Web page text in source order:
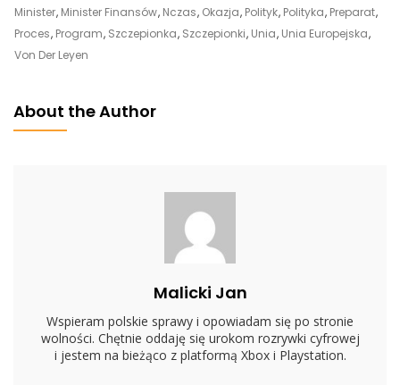
COVID-
19.
Gó*no!”
Minister, Minister Finansów, Nczas, Okazja, Polityk, Polityka, Preparat,
Proces, Program, Szczepionka, Szczepionki, Unia, Unia Europejska,
Von Der Leyen
About the Author
Malicki Jan
Wspieram polskie sprawy i opowiadam się po stronie
wolności. Chętnie oddaję się urokom rozrywki cyfrowej
i jestem na bieżąco z platformą Xbox i Playstation.